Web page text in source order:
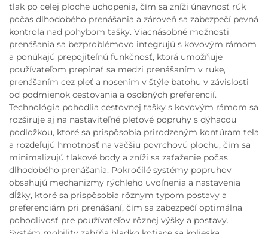
tlak po celej ploche uchopenia, čím sa zníži únavnosť rúk
počas dlhodobého prenášania a zároveň sa zabezpečí pevná
kontrola nad pohybom tašky. Viacnásobné možnosti
prenášania sa bezproblémovo integrujú s kovovým rámom
a ponúkajú prepojiteľnú funkčnosť, ktorá umožňuje
používateľom prepínať sa medzi prenášaním v ruke,
prenášaním cez pleť a nosením v štýle batohu v závislosti
od podmienok cestovania a osobných preferencií.
Technológia pohodlia cestovnej tašky s kovovým rámom sa
rozširuje aj na nastaviteľné pleťové popruhy s dýhacou
podložkou, ktoré sa prispôsobia prirodzeným kontúram tela
a rozdeľujú hmotnosť na väčšiu povrchovú plochu, čím sa
minimalizujú tlakové body a zníži sa zaťaženie počas
dlhodobého prenášania. Pokročilé systémy popruhov
obsahujú mechanizmy rýchleho uvoľnenia a nastavenia
dĺžky, ktoré sa prispôsobia rôznym typom postavy a
preferenciám pri prenášaní, čím sa zabezpečí optimálna
pohodlivosť pre používateľov rôznej výšky a postavy.